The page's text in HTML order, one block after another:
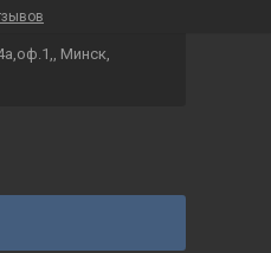
Минск,